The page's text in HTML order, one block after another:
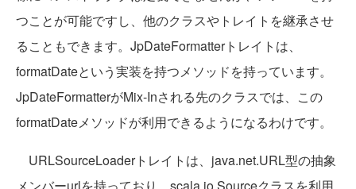
つことが可能ですし、他のクラスやトレイトを継承させ
ることもできます。JpDateFormatterトレイトは、
formatDateという実装を持つメソッドを持っています。
JpDateFormatterがMix-Inされる先のクラスでは、この
formatDateメソッドが利用できるようになるわけです。
URLSourceLoaderトレイトは、java.net.URL型の抽象